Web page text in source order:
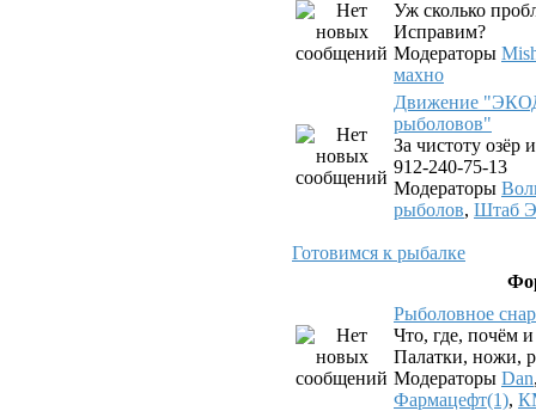
Уж сколько
Исправим?
Модераторы
махно
Движение
рыболовов"
За чистоту озёр
912-240-75-13
Модераторы
рыболов, Штаб
Готовимся к рыбалке
Рыболовное
Что, где, почём
Палатки, ножи,
Модераторы Dan
Фармацефт(1),